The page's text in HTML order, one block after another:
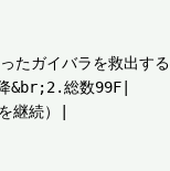
たガイバラを救出す
&br;2.総数99F|
継続）|